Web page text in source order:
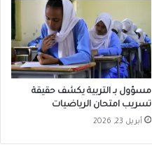
مسؤول بـ التربية يكشف حقيقة
تسريب امتحان الرياضيات
أبريل 23, 2026